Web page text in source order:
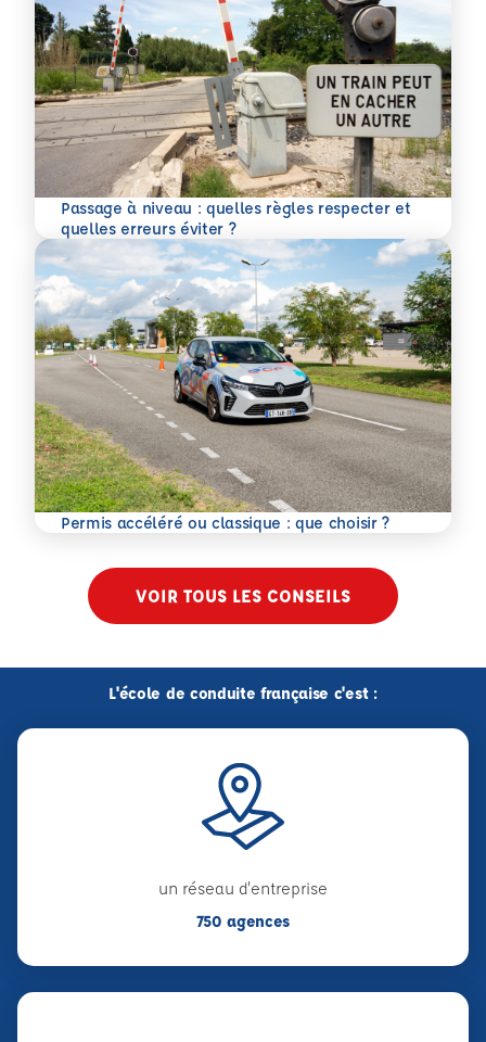
Passage à niveau : quelles règles respecter et
quelles erreurs éviter ?
En savoir plus
Permis accéléré ou classique : que choisir ?
En savoir plus
VOIR TOUS LES CONSEILS
L'école de conduite française c'est :
un réseau d'entreprise
750 agences